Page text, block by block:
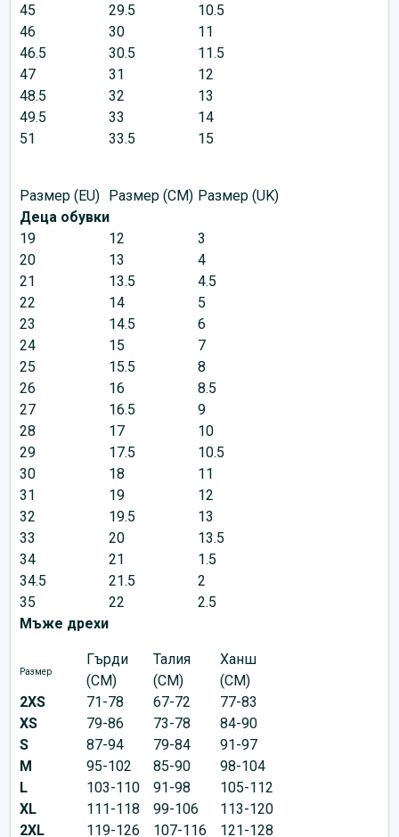
45
29.5
10.5
46
30
11
46.5
30.5
11.5
47
31
12
48.5
32
13
49.5
33
14
51
33.5 15
Размер (EU) Размер (CM) Размер (UK)
Деца обувки
19
12
3
20
13
4
21
13.5
4.5
22
14
5
23
14.5
6
24
15
7
25
15.5
8
26
16
8.5
27
16.5
9
28
17
10
29
17.5
10.5
30
18
11
31
19
12
32
19.5
13
33
20
13.5
34
21
1.5
34.5
21.5
2
35
22
2.5
Мъже дрехи
Размер
Гърди
(CM)
Талия
(CM)
Ханш
(CM)
2XS
71-78 67-72
77-83
XS
79-86 73-78
84-90
S
87-94 79-84
91-97
M
95-102 85-90
98-104
L
103-110 91-98
105-112
XL
111-118 99-106
113-120
2XL
119-126 107-116 121-128